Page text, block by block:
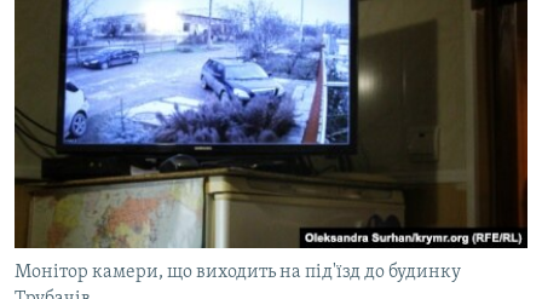
Монітор камери, що виходить на під'їзд до будинку